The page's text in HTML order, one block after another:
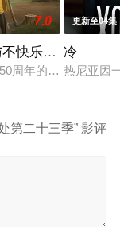
a
7.0
快乐的追求：一
周年的献礼，该剧
更新至04集
冷
热尼亚因
第二十三季” 影评